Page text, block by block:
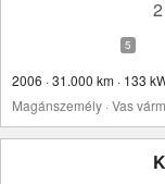
2006 · 31.000 km · 133
Magánszemély · Vas